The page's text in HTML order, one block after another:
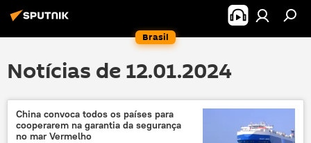
Brasil
Notícias de 12.01.2024
China convoca todos os países para
cooperarem na garantia da segurança
no mar Vermelho